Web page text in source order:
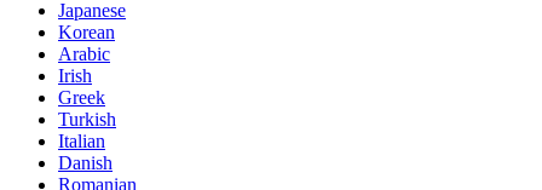
Japanese
Korean
Arabic
Irish
Greek
Turkish
Italian
Danish
Romanian